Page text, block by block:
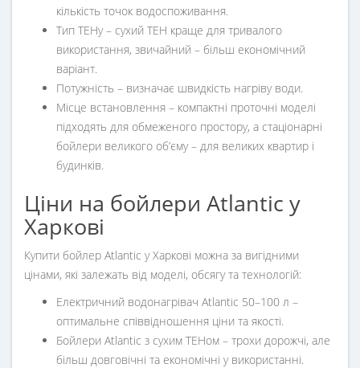
кількість точок водоспоживання.
Тип ТЕНу– сухий ТЕН краще для тривалого
використання, звичайний – більш економічний
варіант.
Потужність – визначає швидкість нагріву води.
Місце встановлення – компактні проточні моделі
підходять для обмеженого простору, а стаціонарні
бойлери великого об’єму – для великих квартир і
будинків.
Ціни на бойлери Atlantic у
Харкові
Купити бойлер Atlantic у Харкові можна за вигідними
цінами, які залежать від моделі, обсягу та технологій:
Електричний водонагрівач Atlantic 50–100 л –
оптимальне співвідношення ціни та якості.
Бойлери Atlantic з сухим ТЕНом – трохи дорожчі, але
більш довговічні та економічні у використанні.